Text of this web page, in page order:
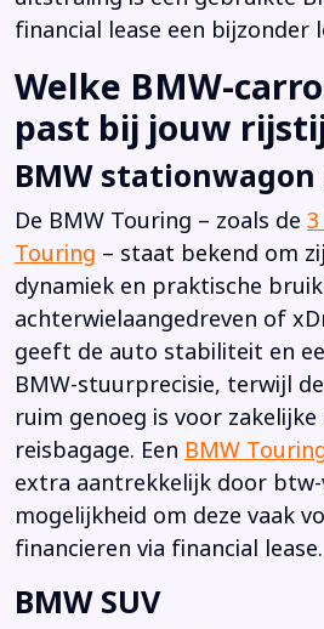
financial lease een bijzonder
Welke BMW-
past bij jouw
BMW
De BMW Touring – zoals de
Touring – staat bekend om
dynamiek en praktische
achterwielaangedreven of
geeft de auto stabiliteit en
BMW-stuurprecisie, terwijl
ruim genoeg is voor
reisbagage. Een BMW
extra aantrekkelijk door btw-
mogelijkheid om deze vaak
financieren via financial lease.
BMW SUV